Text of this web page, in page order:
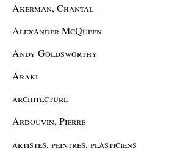
Akerman, Chantal
Alexander McQueen
Andy Goldsworthy
Araki
architecture
Ardouvin, Pierre
artistes, peintres, plasticiens